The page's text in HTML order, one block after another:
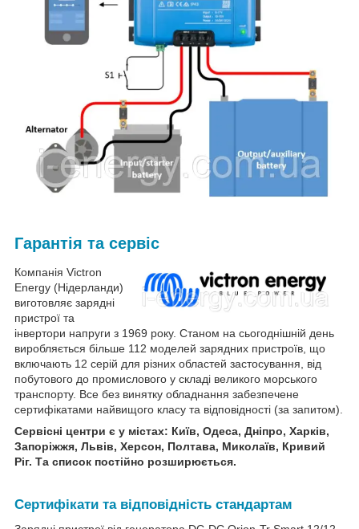
Гарантія та сервіс
Компанія Victron
Energy (Нідерланди)
виготовляє зарядні
пристрої та
інвертори напруги з 1969 року. Станом на сьогоднішній день
виробляється більше 112 моделей зарядних пристроїв, що
включають 12 серій для різних областей застосування, від
побутового до промислового у складі великого морського
транспорту. Все без винятку обладнання забезпечене
сертифікатами найвищого класу та відповідності (за запитом).
Сервісні центри є у містах: Київ, Одеса, Дніпро, Харків,
Запоріжжя, Львів, Херсон, Полтава, Миколаїв, Кривий
Ріг. Та список постійно розширюється.
Сертифікати та відповідність стандартам